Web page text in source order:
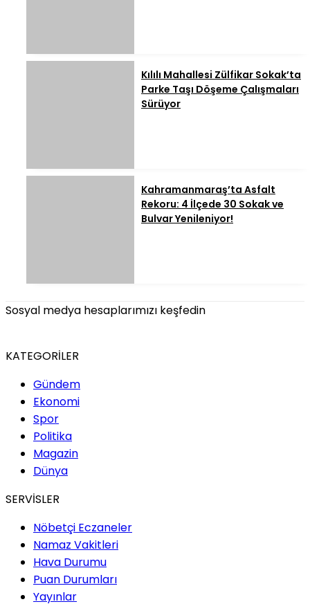
Kılılı Mahallesi Zülfikar Sokak’ta
Parke Taşı Döşeme Çalışmaları
Sürüyor
Kahramanmaraş’ta Asfalt
Rekoru: 4 İlçede 30 Sokak ve
Bulvar Yenileniyor!
Sosyal medya hesaplarımızı keşfedin
KATEGORİLER
Gündem
Ekonomi
Spor
Politika
Magazin
Dünya
SERVİSLER
Nöbetçi Eczaneler
Namaz Vakitleri
Hava Durumu
Puan Durumları
Yayınlar